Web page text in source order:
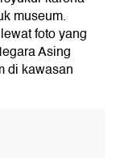
museum.
foto yang
Asing
di kawasan